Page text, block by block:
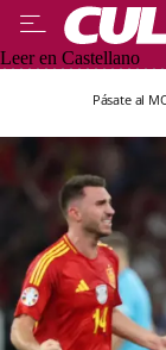
Leer en Castellano
Pásate al